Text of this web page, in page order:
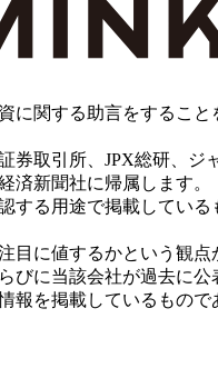
関する助言をすること
取引所、JPX総研、ジ
済新聞社に帰属します。
る用途で掲載してい
に値するかという観
に当該会社が過去に
を掲載しているもの